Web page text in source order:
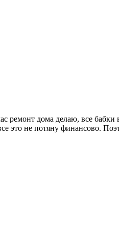
ремонт дома делаю, все бабки
это не потяну финансово.